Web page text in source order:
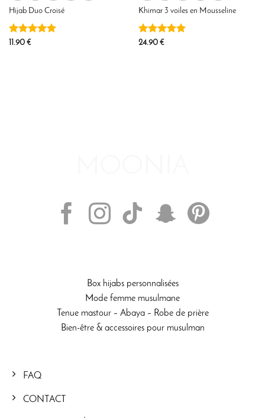
Hijab Duo Croisé
Note
11.90 €
Khimar 3 voiles en Mousseline
Note5
24.90 €
Box hijabs personnalisées
Mode femme musulmane
Tenue mastour – Abaya – Robe de prière
Bien-être & accessoires pour musulman
FAQ
CONTACT